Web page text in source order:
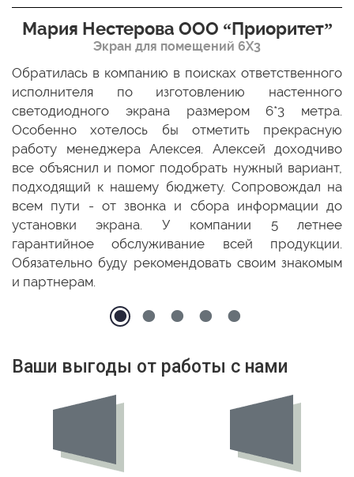
Мария Нестерова ООО “Приоритет”
Экран для помещений 6Х3
Обратилась в компанию в поисках ответственного
исполнителя по изготовлению настенного
светодиодного экрана размером 6*3 метра.
Особенно хотелось бы отметить прекрасную
работу менеджера Алексея. Алексей доходчиво
все объяснил и помог подобрать нужный вариант,
подходящий к нашему бюджету. Сопровождал на
всем пути - от звонка и сбора информации до
установки экрана. У компании 5 летнее
гарантийное обслуживание всей продукции.
Обязательно буду рекомендовать своим знакомым
и партнерам.
Ваши выгоды от работы с нами